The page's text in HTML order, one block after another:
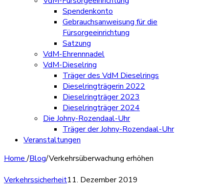
Spendenkonto
Gebrauchsanweisung für die
Fürsorgeeinrichtung
Satzung
VdM-Ehrennnadel
VdM-Dieselring
Träger des VdM Dieselrings
Dieselringträgerin 2022
Dieselringträger 2023
Dieselringträger 2024
Die Johny-Rozendaal-Uhr
Träger der Johny-Rozendaal-Uhr
Veranstaltungen
Home/Blog/Verkehrsüberwachung erhöhen
Verkehrssicherheit11. Dezember 2019